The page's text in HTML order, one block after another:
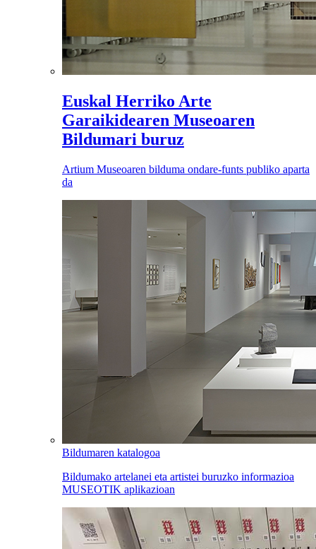
Euskal Herriko Arte
Garaikidearen Museoaren
Bildumari buruz
Artium Museoaren bilduma ondare-funts publiko aparta
da
Bildumaren katalogoa
Bildumako artelanei eta artistei buruzko informazioa
MUSEOTIK aplikazioan